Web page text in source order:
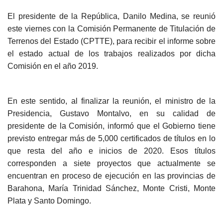
El presidente de la República, Danilo Medina, se reunió
este viernes con la Comisión Permanente de Titulación de
Terrenos del Estado (CPTTE), para recibir el informe sobre
el estado actual de los trabajos realizados por dicha
Comisión en el año 2019.
En este sentido, al finalizar la reunión, el ministro de la
Presidencia, Gustavo Montalvo, en su calidad de
presidente de la Comisión, informó que el Gobierno tiene
previsto entregar más de 5,000 certificados de títulos en lo
que resta del año e inicios de 2020. Esos títulos
corresponden a siete proyectos que actualmente se
encuentran en proceso de ejecución en las provincias de
Barahona, María Trinidad Sánchez, Monte Cristi, Monte
Plata y Santo Domingo.